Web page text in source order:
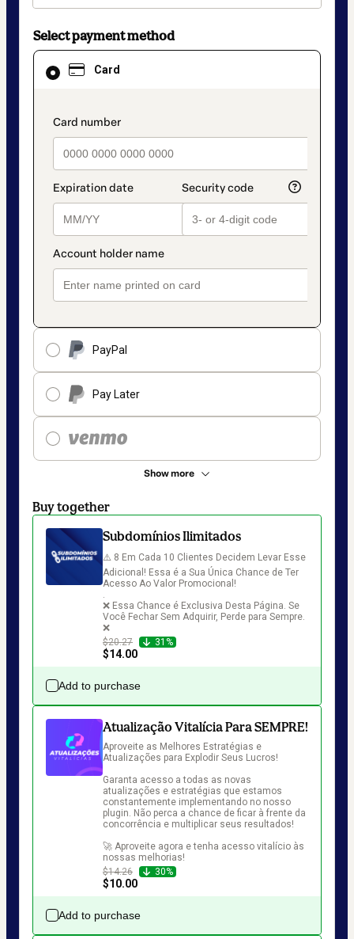
Select payment method
Card
payment_data.section_title_v2
PayPal
Pay Later
Show more
Card
selected
method
Buy together
Subdomínios Ilimitados
⚠️ 8 Em Cada 10 Clientes Decidem Levar Esse
Adicional! Essa é a Sua Única Chance de Ter
Acesso Ao Valor Promocional!
.
❌ Essa Chance é Exclusiva Desta Página. Se
Você Fechar Sem Adquirir, Perde para Sempre.
❌
$20.27
31%
$14.00
Add to purchase
Atualização Vitalícia Para SEMPRE!
Aproveite as Melhores Estratégias e
Atualizações para Explodir Seus Lucros!
Garanta acesso a todas as novas
atualizações e estratégias que estamos
constantemente implementando no nosso
plugin. Não perca a chance de ficar à frente da
concorrência e multiplicar seus resultados!
🚀 Aproveite agora e tenha acesso vitalício às
nossas melhorias!
$14.26
30%
$10.00
Add to purchase